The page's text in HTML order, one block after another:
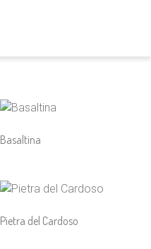
Basaltina
Pietra del Cardoso